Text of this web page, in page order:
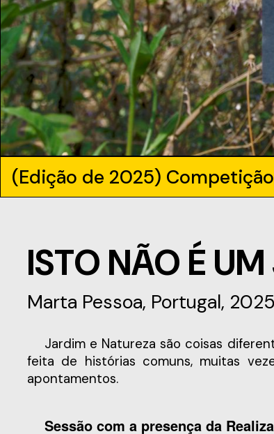
(Edição de 2025)
ISTO NÃO É
Marta Pessoa, Portugal, 2025
Jardim e Natureza são coisas diferentes. Arriscam-se definições e todas parecem incompletas. Um jardim cria-se, constrói-se. É uma relação
feita de histórias comuns, muitas
apontamentos.
Sessão com a presença da